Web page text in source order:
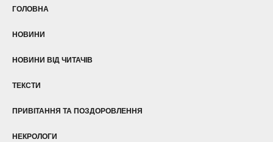
ГОЛОВНА
НОВИНИ
НОВИНИ ВІД ЧИТАЧІВ
ТЕКСТИ
ПРИВІТАННЯ ТА ПОЗДОРОВЛЕННЯ
НЕКРОЛОГИ